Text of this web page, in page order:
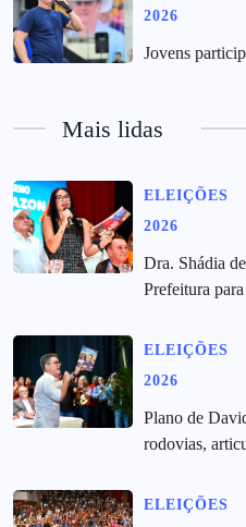
2026
Jovens
Mais lidas
ELEIÇÕES
2026
Dra. Shádia
Prefeitura
ELEIÇÕES
2026
Plano de
rodovias,
ELEIÇÕES